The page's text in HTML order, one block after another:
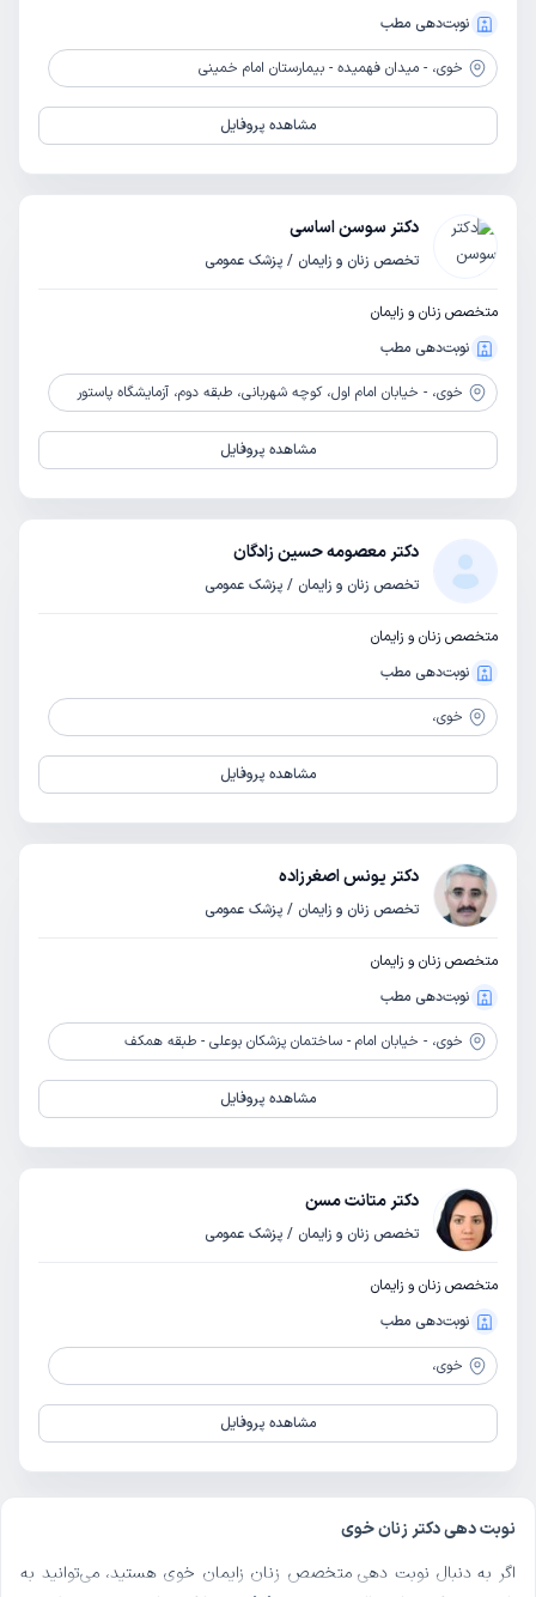
نوبت‌دهی مطب
خوی، - میدان فهمیده - بیمارستان امام خمینی
مشاهده پروفایل
دکتر سوسن اساسی
تخصص زنان و زایمان / پزشک عمومی
متخصص زنان و زایمان
نوبت‌دهی مطب
خوی، - خیابان امام اول، کوچه شهربانی، طبقه دوم، آزمایشگاه پاستور
مشاهده پروفایل
دکتر معصومه حسین زادگان
تخصص زنان و زایمان / پزشک عمومی
متخصص زنان و زایمان
نوبت‌دهی مطب
خوی،
مشاهده پروفایل
دکتر یونس اصغرزاده
تخصص زنان و زایمان / پزشک عمومی
متخصص زنان و زایمان
نوبت‌دهی مطب
خوی، - خیابان امام - ساختمان پزشکان بوعلی - طبقه همکف
مشاهده پروفایل
دکتر متانت مسن
تخصص زنان و زایمان / پزشک عمومی
متخصص زنان و زایمان
نوبت‌دهی مطب
خوی،
مشاهده پروفایل
نوبت دهی دکتر زنان خوی
اگر به دنبال نوبت دهی متخصص زنان زایمان خوی هستید، می‌توانید به